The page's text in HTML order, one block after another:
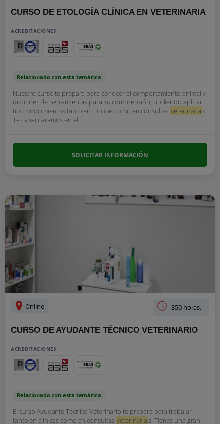
CURSO DE ETOLOGÍA CLÍNICA EN VETERINARIA
ACREDITACIONES
Relacionado con esta temática
Nuestro curso te prepara para conocer el comportamiento animal y
disponer de herramientas para su comprensión, pudiendo aplicar
tus conocimientos tanto en clínicas como en consultas veterinarias.
Te capacitaremos en el...
SOLICITAR INFORMACIÓN
Online 350 horas.
CURSO DE AYUDANTE TÉCNICO VETERINARIO
ACREDITACIONES
Relacionado con esta temática
El curso Ayudante Técnico Veterinario te prepara para trabajar
tanto en clínicas como en consultas veterinarias. Tienes una gran